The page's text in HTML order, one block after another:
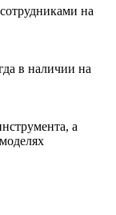
на
в наличии на
а